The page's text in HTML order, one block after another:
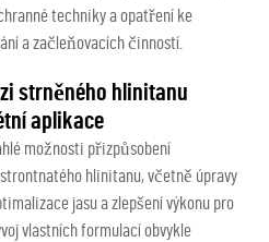
techniky a opatření ke
a začleňovacích činností.
strněného hlinitanu
aplikace
možnosti přizpůsobení
hlinitanu, včetně úpravy
jasu a zlepšení výkonu pro
vlastních formulací obvykle